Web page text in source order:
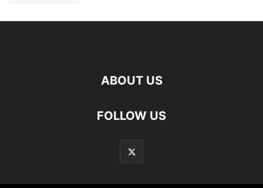
ABOUT US
FOLLOW US